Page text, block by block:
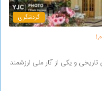
گردشگری
تاریخی و یکی از آثار ملی ارزشمند